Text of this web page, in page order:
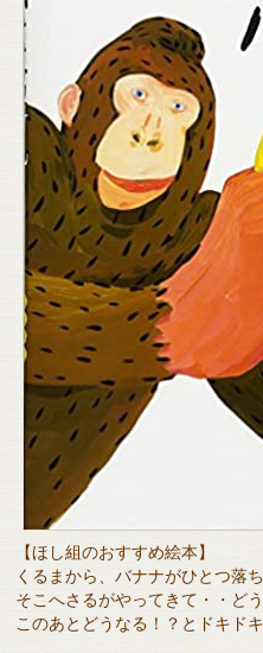
【ほし組のおすすめ絵本】
くるまから、バナナがひとつ落ち
そこへさるがやってきて・・ど
このあとどうなる！？とドキド